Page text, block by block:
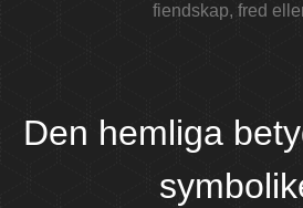
fiendskap, fred
Den hemliga